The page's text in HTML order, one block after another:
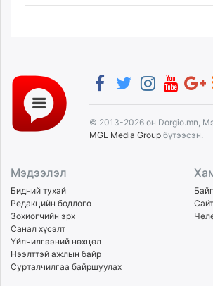
© 2013-2026 он Dorgio.mn,
MGL Media Group бүтээсэн.
Мэдээлэл
Бидний тухай
Редакцийн бодлого
Зохиогчийн эрх
Санал хүсэлт
Үйлчилгээний нөхцөл
Нээлттэй ажлын байр
Сурталчилгаа байршуулах